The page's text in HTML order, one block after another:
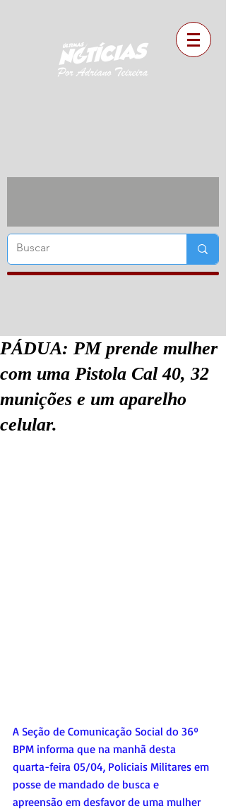
PÁDUA: PM prende mulher
com uma Pistola Cal 40, 32
munições e um aparelho
celular.
A Seção de Comunicação Social do 36º
BPM informa que na manhã desta
quarta-feira 05/04, Policiais Militares em
posse de mandado de busca e
apreensão em desfavor de uma mulher